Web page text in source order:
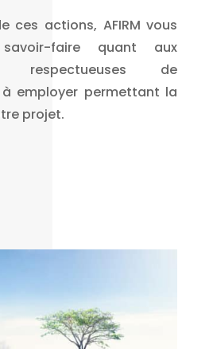
ces actions, AFIRM vous
faire quant aux
respectueuses de
à employer permettant la
projet.